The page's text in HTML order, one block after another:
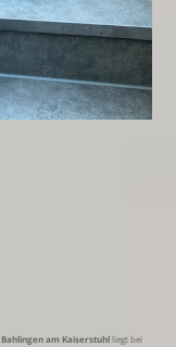
Bahlingen am Kaiserstuhlliegt bei